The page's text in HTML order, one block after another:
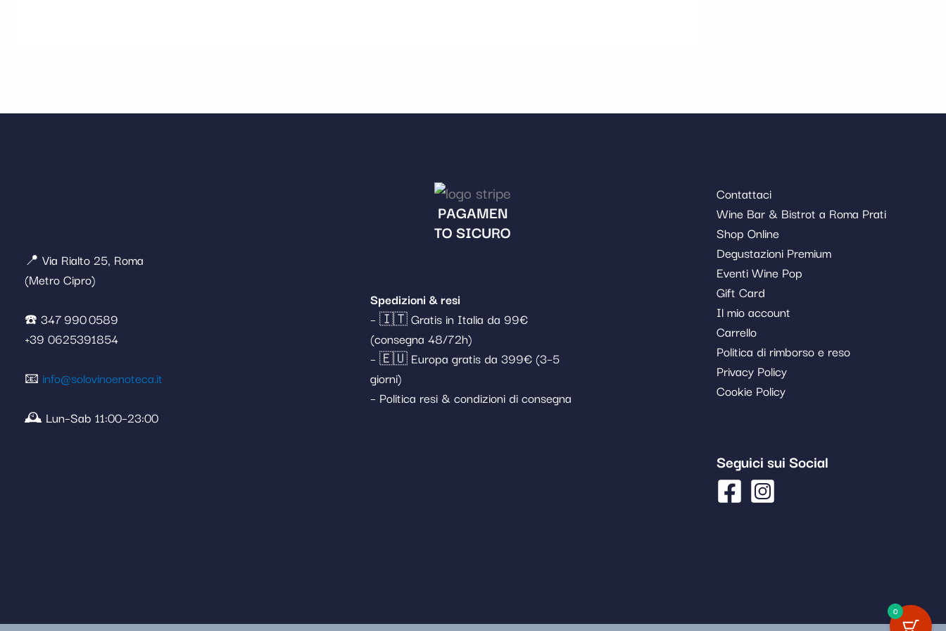
📍 Via Rialto 25, Roma
(Metro Cipro)
☎️ 347 990 0589
+39 0625391854
📧 info@solovinoenoteca.it
🕰️ Lun–Sab 11:00–23:00
PAGAMEN
TO SICURO
Spedizioni & resi
– 🇮🇹 Gratis in Italia da 99€
(consegna 48/72h)
– 🇪🇺 Europa gratis da 399€ (3–5
giorni)
– Politica resi & condizioni di consegna
Contattaci
Wine Bar & Bistrot a Roma Prati
Shop Online
Degustazioni Premium
Eventi Wine Pop
Gift Card
Il mio account
Carrello
Politica di rimborso e reso
Privacy Policy
Cookie Policy
Seguici sui Social
0